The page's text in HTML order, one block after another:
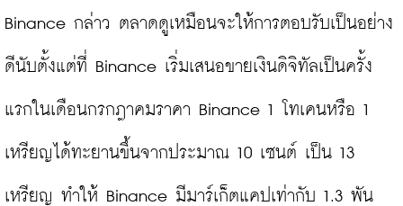
Binance กล่าว ตลาดดูเหมือนจะให้การตอบรับเป็นอย่าง
ดีนับตั้งแต่ที่ Binance เริ่มเสนอขายเงินดิจิทัลเป็นครั้ง
แรกในเดือนกรกฎาคมราคา Binance 1 โทเคนหรือ 1
เหรียญได้ทะยานขึ้นจากประมาณ 10 เซนต์ เป็น 13
เหรียญ ทำให้ Binance มีมาร์เก็ตแคปเท่ากับ 1.3 พัน